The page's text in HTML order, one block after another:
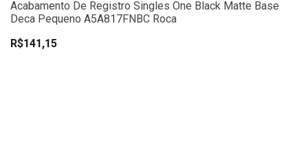
Acabamento De Registro Singles One Black Matte Base
Deca Pequeno A5A817FNBC Roca
R$141,15